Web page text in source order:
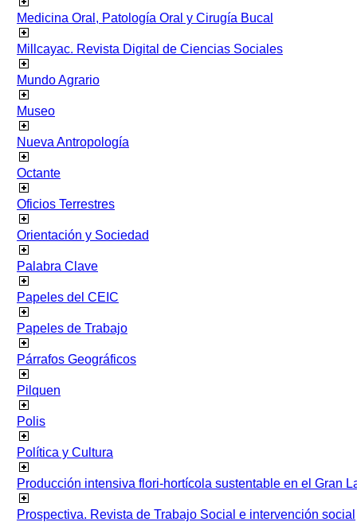
Medicina Oral, Patología Oral y Cirugía Bucal
Millcayac. Revista Digital de Ciencias Sociales
Mundo Agrario
Museo
Nueva Antropología
Octante
Oficios Terrestres
Orientación y Sociedad
Palabra Clave
Papeles del CEIC
Papeles de Trabajo
Párrafos Geográficos
Pilquen
Polis
Política y Cultura
Producción intensiva flori-hortícola sustentable en el Gran
Prospectiva. Revista de Trabajo Social e intervención social